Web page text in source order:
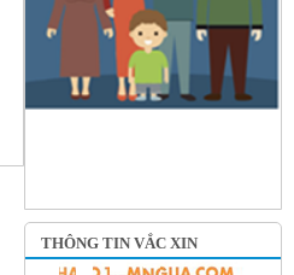
THÔNG TIN VẮC XIN